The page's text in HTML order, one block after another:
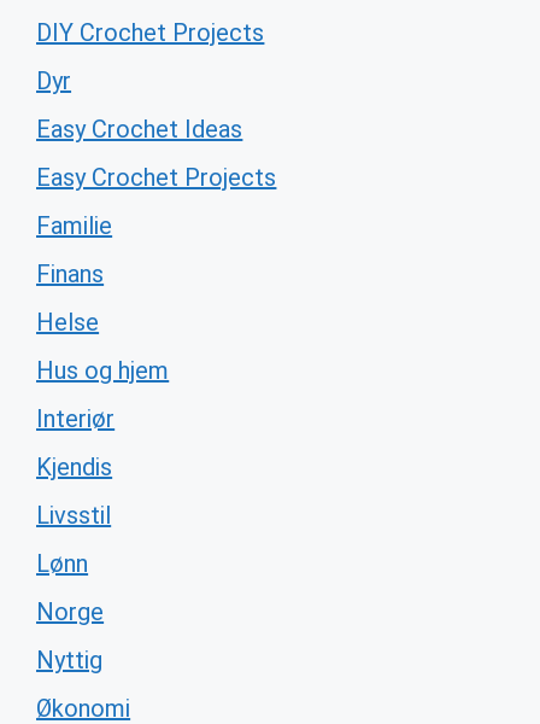
DIY Crochet Projects
Dyr
Easy Crochet Ideas
Easy Crochet Projects
Familie
Finans
Helse
Hus og hjem
Interiør
Kjendis
Livsstil
Lønn
Norge
Nyttig
Økonomi